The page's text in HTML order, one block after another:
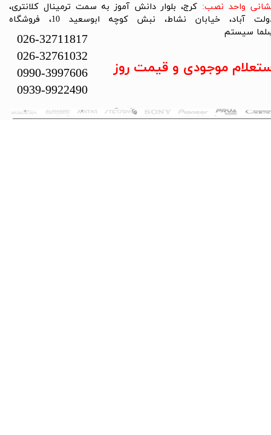
تمام حقوق این سایت متعلق به فروشگاه سلما سیستم می‌باشد.
واحد نصب: کرج، بلوار دانش آموز به سمت ترمینال کلانتری،
دولت آباد، خیابان نشاط، نبش کوچه ابوسعید 10، فروشگاه
سیستم​​​​​​​
026-32711817
026-32761032
0990-3997606
0939-9922490
موجودی و قیمت روز